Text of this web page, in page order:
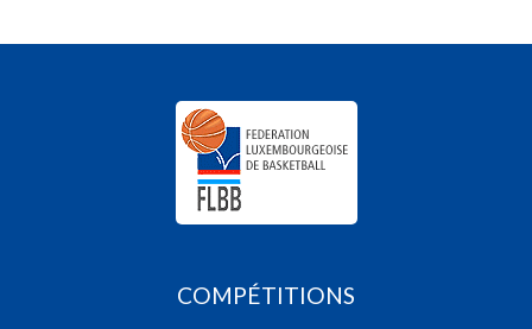
COMPÉTITIONS